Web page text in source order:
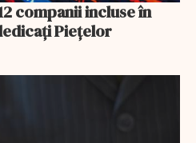
companii incluse în
Piețelor